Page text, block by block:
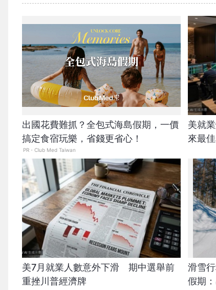
出國花費難抓？全包式海島假期，一價
搞定食宿玩樂，省錢更省心！
PR・Club Med Taiwan
美就
來最
美7月就業人數意外下滑 期中選舉前
重挫川普經濟牌
滑雪
假期